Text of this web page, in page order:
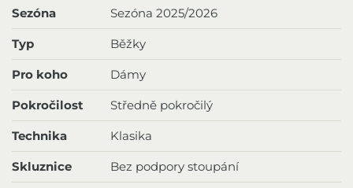
Sezóna Sezóna 2025/2026
Typ Běžky
Pro koho Dámy
Pokročilost Středně pokročilý
Technika Klasika
Skluznice Bez podpory stoupání